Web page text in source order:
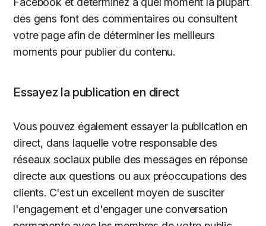
des gens font des commentaires ou consultent
votre page afin de déterminer les meilleurs
moments pour publier du contenu.
Essayez la publication en direct
Vous pouvez également essayer la publication en
direct, dans laquelle votre responsable des
réseaux sociaux publie des messages en réponse
directe aux questions ou aux préoccupations des
clients. C'est un excellent moyen de susciter
l'engagement et d'engager une conversation